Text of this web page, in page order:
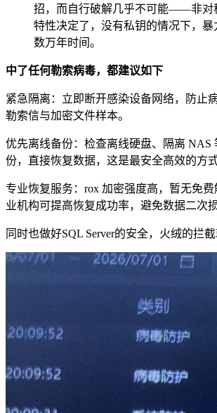
招，而自行破解几乎不可能——非对
特性决定了，没有私钥的情况下，暴
数万年时间。
中了任何勒索病毒，都建议如下
紧急隔离：立即断开感染设备网络，防止
勒索信与加密文件样本。
优先离线备份：检查离线硬盘、隔离 NAS
份，直接恢复数据，这是最安全高效的方式
专业恢复服务：rox 加密强度高，暂无免
业机构可提高恢复成功率，避免数据二次损
同时也做好SQL Server的安全，火绒的拦